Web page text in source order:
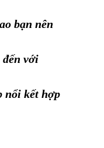
bạn nên
với
nổi kết hợp